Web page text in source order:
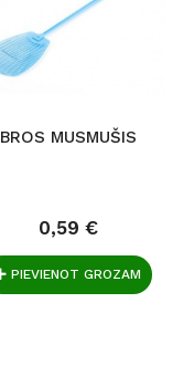
BROS MUSMUŠIS
0,59 €
PIEVIENOT GROZAM